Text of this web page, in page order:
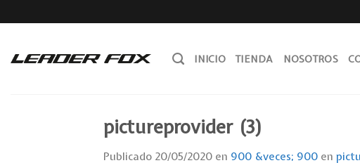
to
INICIO TIENDA NOSOTROS
pictureprovider (3)
Publicado 20/05/2020 en 900 &veces; 900 en